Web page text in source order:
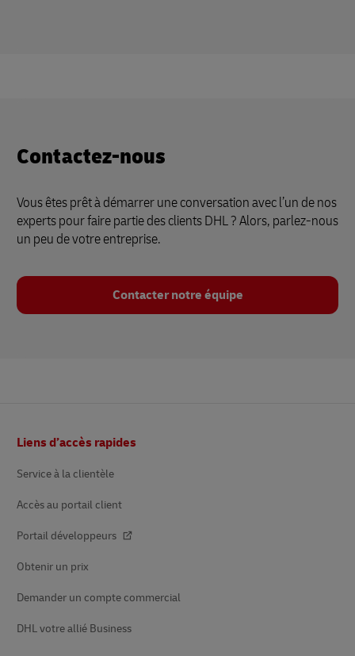
Contactez-nous
Vous êtes prêt à démarrer une conversation avec l’un de nos
experts pour faire partie des clients DHL ? Alors, parlez-nous
un peu de votre entreprise.
Contacter notre équipe
de
Liens d’accès rapides
Service à la clientèle
Accès au portail client
Portail développeurs
Obtenir un prix
Demander un compte commercial
DHL votre allié Business